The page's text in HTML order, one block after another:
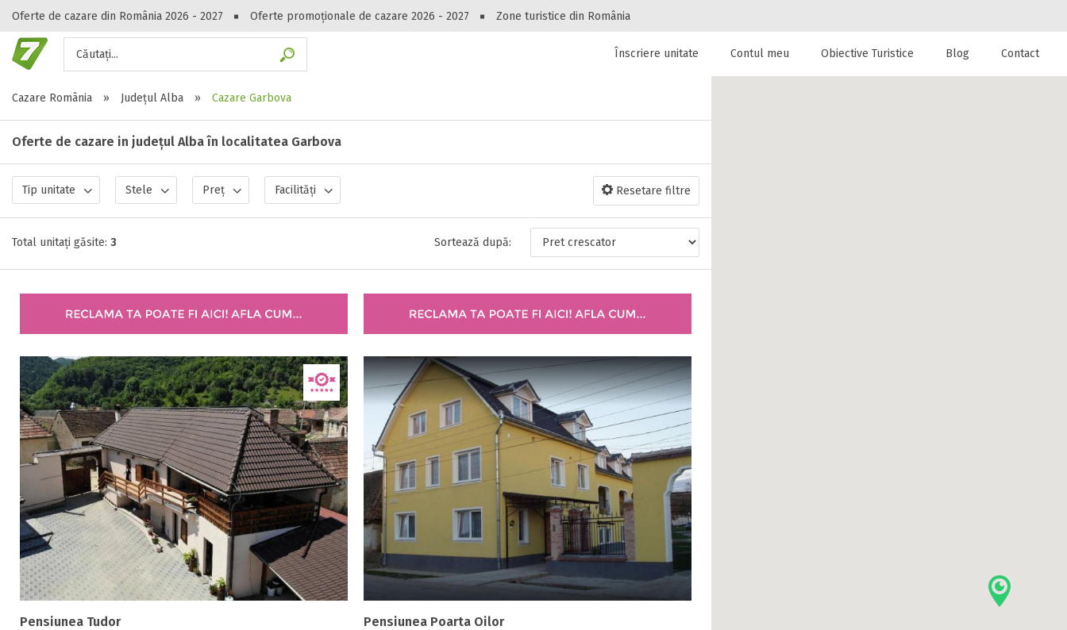
Oferte de cazare din România 2026 - 2027 Oferte promoționale de cazare 2026 - 2027 Zone turistice din România
Căutați...
Peste 10545 oferte de cazare!
Gasești hoteluri, pensiuni, vile, apartamente sau alte unitați de cazare la
Înscriere unitate Contul meu Obiective Turistice Blog Contact
Cazare România
» Județul Alba » Cazare Garbova
Oferte de cazare in județul Alba în localitatea Garbova
Tip unitate Stele Preț Facilități Resetare filtre
Total unitați găsite: 3 Sortează după:
Pensiunea Tudor Pensiunea Poarta Oilor